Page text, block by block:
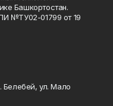
Башкортостан.
№ТУ02-01799 от 19
Белебей, ул. Мало